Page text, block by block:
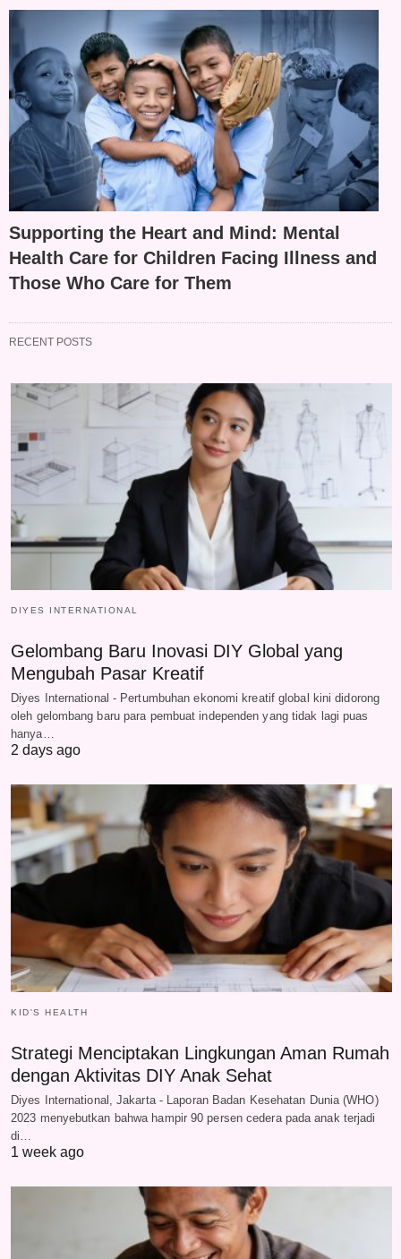
Supporting the Heart and Mind: Mental
Health Care for Children Facing Illness and
Those Who Care for Them
RECENT POSTS
DIYES INTERNATIONAL
Gelombang Baru Inovasi DIY Global yang
Mengubah Pasar Kreatif
Diyes International - Pertumbuhan ekonomi kreatif global kini didorong
oleh gelombang baru para pembuat independen yang tidak lagi puas
hanya…
2 days ago
KID'S HEALTH
Strategi Menciptakan Lingkungan Aman Rumah
dengan Aktivitas DIY Anak Sehat
Diyes International, Jakarta - Laporan Badan Kesehatan Dunia (WHO)
2023 menyebutkan bahwa hampir 90 persen cedera pada anak terjadi
di…
1 week ago